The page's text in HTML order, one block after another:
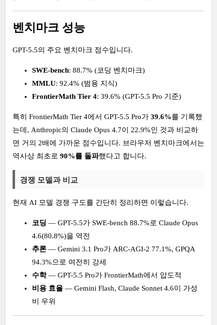
벤치마크 성능
GPT-5.5의 주요 벤치마크 점수입니다.
SWE-bench: 88.7% (코딩 벤치마크)
MMLU: 92.4% (범용 지식)
FrontierMath Tier 4: 39.6% (GPT-5.5 Pro 기준)
특히 FrontierMath Tier 4에서 GPT-5.5 Pro가 39.6%를 기록했
는데, Anthropic의 Claude Opus 4.7이 22.9%인 것과 비교하
면 거의 2배에 가까운 점수입니다. 브라우저 벤치마크에서는
역사상 최초로 90%를 돌파했다고 합니다.
경쟁 모델과 비교
현재 AI 모델 경쟁 구도를 간단히 정리하면 이렇습니다.
코딩 — GPT-5.5가 SWE-bench 88.7%로 Claude Opus
4.6(80.8%)을 역전
추론 — Gemini 3.1 Pro가 ARC-AGI-2 77.1%, GPQA
94.3%으로 여전히 강세
수학— GPT-5.5 Pro가 FrontierMath에서 압도적
비용 효율 — Gemini Flash, Claude Sonnet 4.6이 가성
비 우위